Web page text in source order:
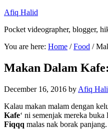
Afiq Halid
Pocket videographer, blogger,
You are here: Home / Food /
Makan Dalam
December 16, 2016 by Afiq
Kalau makan malam dengan
Kafe‘ ni semenjak mereka
Fiqqq malas nak borak